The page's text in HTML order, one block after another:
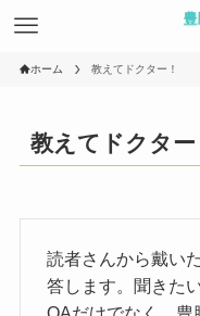
ホーム 教えてドクター！
教えてドクター
読者さんから戴い
答します。聞きた